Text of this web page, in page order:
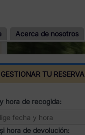
Acerca de nosotros
GESTIONAR TU RESERVA
hora de recogida:
hora de devolución: